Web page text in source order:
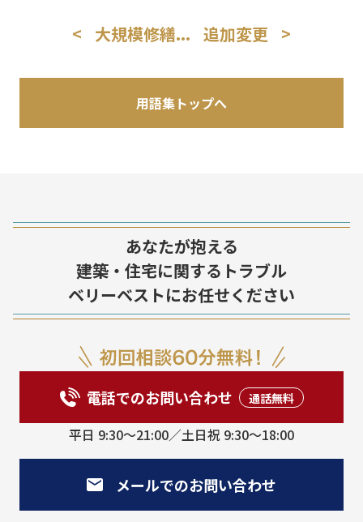
< 大規模修繕... 追加変更 >
用語集トップへ
あなたが抱える
建築・住宅に関するトラブル
ベリーベストにお任せください
電話でのお問い合わせ
平日 9:30〜21:00／土日祝 9:30〜18:00
メールでのお問い合わせ